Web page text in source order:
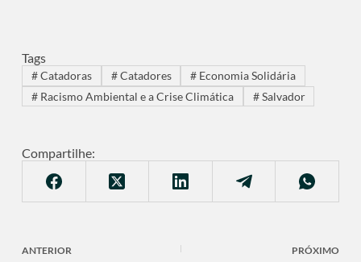
Tags
#Catadoras #Catadores # Economia Solidária
#Racismo Ambiental e a Crise Climática #Salvador
Compartilhe:
ANTERIOR PRÓXIMO